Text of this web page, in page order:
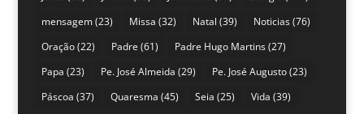
mensagem(23) Missa (32) Natal (39) Noticias(76)
Oração(22) Padre (61) Padre Hugo Martins(27)
Papa (23) Pe. José Almeida (29) Pe. José Augusto(23)
Páscoa (37) Quaresma (45) Seia (25) Vida (39)